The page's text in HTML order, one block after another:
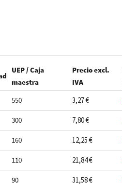
UEP / Caja
maestra
Precio excl.
IVA
550
3,27 €
300 7,80 €
160 12,25 €
110 21,84 €
90 31,58 €